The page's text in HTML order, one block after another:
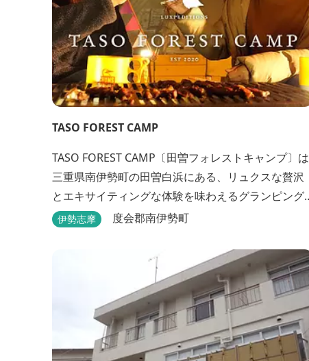
TASO FOREST CAMP
TASO FOREST CAMP〔田曽フォレストキャンプ〕は
三重県南伊勢町の田曽白浜にある、リュクスな贅沢
とエキサイティングな体験を味わえるグランピング
施設です。 紹介VTR ↓↓↓↓↓↓↓↓
伊勢志摩 度会郡南伊勢町